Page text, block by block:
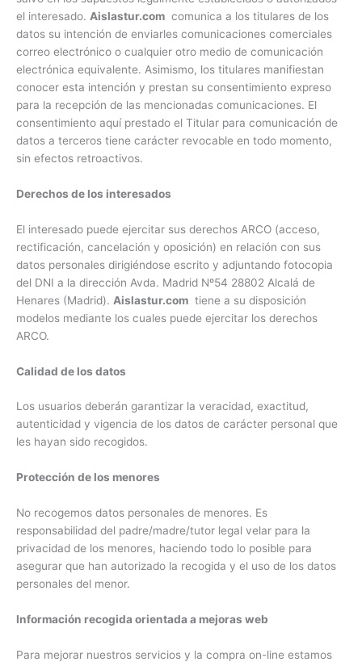
el interesado. Aislastur.com comunica a los titulares de los
datos su intención de enviarles comunicaciones comerciales
correo electrónico o cualquier otro medio de comunicación
electrónica equivalente. Asimismo, los titulares manifiestan
conocer esta intención y prestan su consentimiento expreso
para la recepción de las mencionadas comunicaciones. El
consentimiento aquí prestado el Titular para comunicación de
datos a terceros tiene carácter revocable en todo momento,
sin efectos retroactivos.
Derechos de los interesados
El interesado puede ejercitar sus derechos ARCO (acceso,
rectificación, cancelación y oposición) en relación con sus
datos personales dirigiéndose escrito y adjuntando fotocopia
del DNI a la dirección Avda. Madrid Nº54 28802 Alcalá de
Henares (Madrid). Aislastur.com tiene a su disposición
modelos mediante los cuales puede ejercitar los derechos
ARCO.
Calidad de los datos
Los usuarios deberán garantizar la veracidad, exactitud,
autenticidad y vigencia de los datos de carácter personal que
les hayan sido recogidos.
Protección de los menores
No recogemos datos personales de menores. Es
responsabilidad del padre/madre/tutor legal velar para la
privacidad de los menores, haciendo todo lo posible para
asegurar que han autorizado la recogida y el uso de los datos
personales del menor.
Información recogida orientada a mejoras web
Para mejorar nuestros servicios y la compra on-line estamos